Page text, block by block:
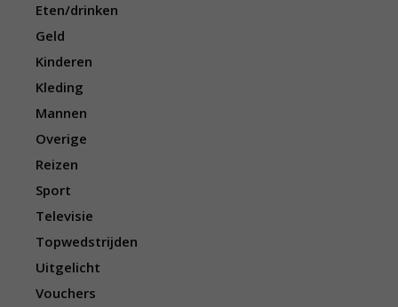
Eten/drinken
Geld
Kinderen
Kleding
Mannen
Overige
Reizen
Sport
Televisie
Topwedstrijden
Uitgelicht
Vouchers